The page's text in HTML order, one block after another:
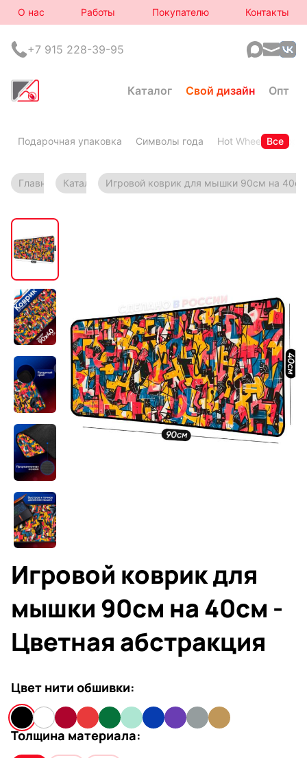
О нас Работы Покупателю Контакты
+7 915 228-39-95
Каталог Свой дизайн Опт
Подарочная упаковка Символы года Hot WheelsВсе
Главная Каталог Игровой коврик для мышки 90см на
Игровой коврик для
мышки 90см на 40см -
Цветная абстракция
Цвет нити обшивки:
Толщина материала: